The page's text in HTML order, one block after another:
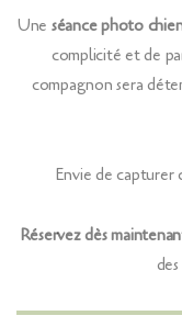
Une séance photo
complicité et de
compagnon sera
Envie de capturer
Réservez dès